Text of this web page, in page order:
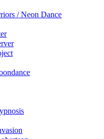
/ Neon Dance